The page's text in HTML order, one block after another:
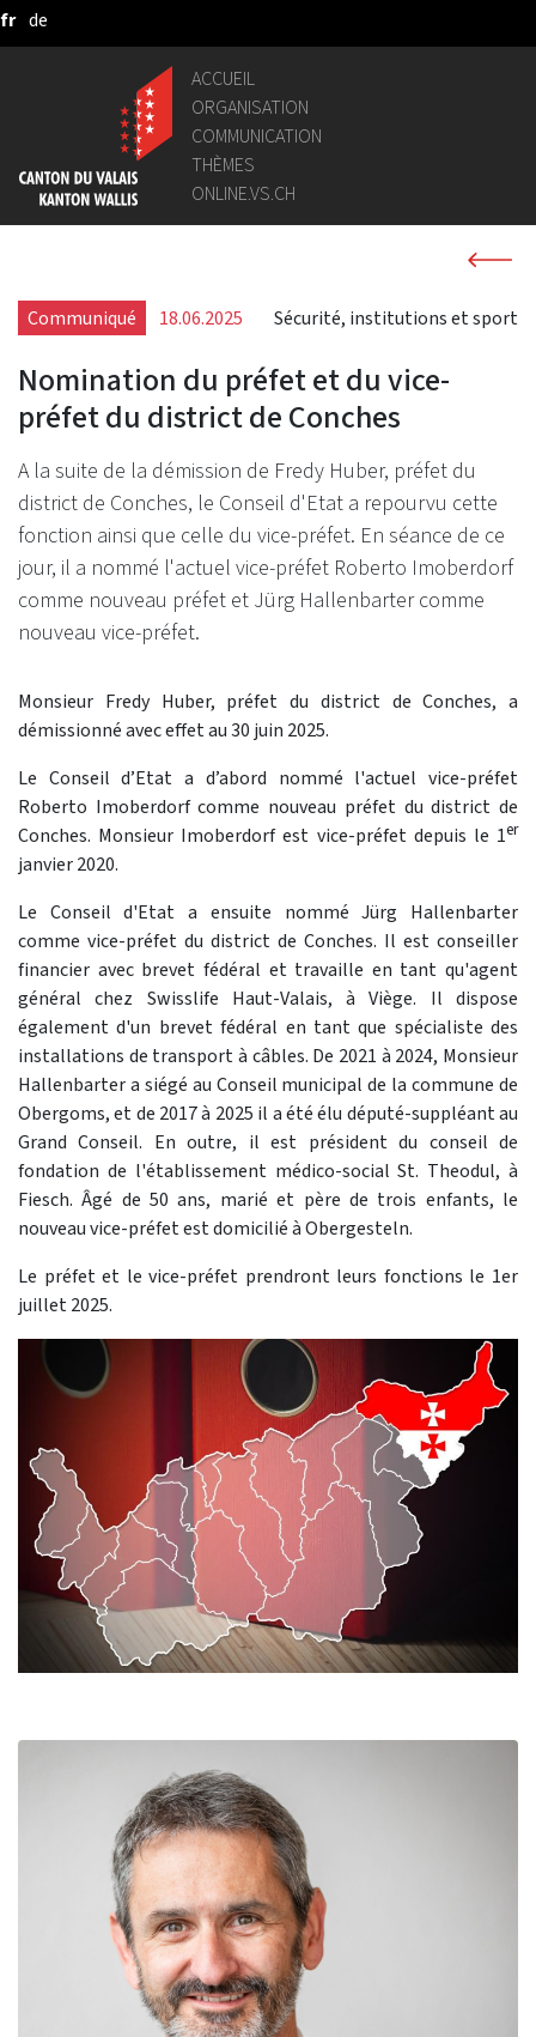
Saut au contenu principal
fr de
ACCUEIL
ORGANISATION
COMMUNICATION
THÈMES
ONLINE.VS.CH
Communiqué 18.06.2025 Sécurité, institutions et sport
Nomination du préfet et du vice-
préfet du district de Conches
A la suite de la démission de Fredy Huber, préfet du
district de Conches, le Conseil d'Etat a repourvu cette
fonction ainsi que celle du vice-préfet. En séance de ce
jour, il a nommé l'actuel vice-préfet Roberto Imoberdorf
comme nouveau préfet et Jürg Hallenbarter comme
nouveau vice-préfet.
Monsieur Fredy Huber, préfet du district de Conches, a
démissionné avec effet au 30 juin 2025.
Le Conseil d’Etat a d’abord nommé l'actuel vice-préfet
Roberto Imoberdorf comme nouveau préfet du district de
Conches. Monsieur Imoberdorf est vice-préfet depuis le 1er
janvier 2020.
Le Conseil d'Etat a ensuite nommé Jürg Hallenbarter
comme vice-préfet du district de Conches. Il est conseiller
financier avec brevet fédéral et travaille en tant qu'agent
général chez Swisslife Haut-Valais, à Viège. Il dispose
également d'un brevet fédéral en tant que spécialiste des
installations de transport à câbles. De 2021 à 2024, Monsieur
Hallenbarter a siégé au Conseil municipal de la commune de
Obergoms, et de 2017 à 2025 il a été élu député-suppléant au
Grand Conseil. En outre, il est président du conseil de
fondation de l'établissement médico-social St. Theodul, à
Fiesch. Âgé de 50 ans, marié et père de trois enfants, le
nouveau vice-préfet est domicilié à Obergesteln.
Le préfet et le vice-préfet prendront leurs fonctions le 1er
juillet 2025.